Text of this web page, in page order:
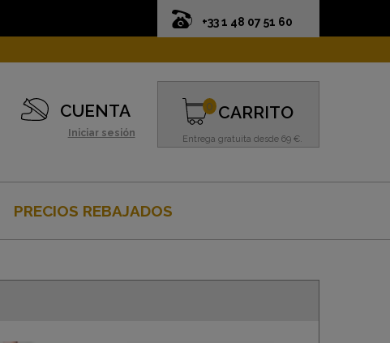
+33 1 48 07 51 60
CUENTA
Iniciar sesión
CARRITO
Entrega gratuita desde 69 €.
0
PRECIOS REBAJADOS